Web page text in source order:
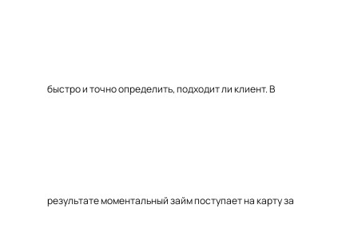
быстро и точно определить, подходит ли клиент. В
результате моментальный займ поступает на карту за